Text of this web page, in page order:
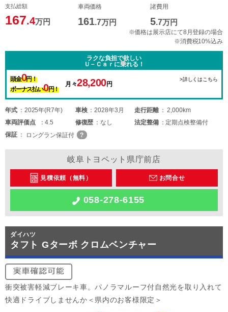
支払総額
167.4万円
車両価格
161.7万円
諸費用
5.7万円
※価格は展示店にて8月登録の場合
※消費税10%込み
ラクな負担で欲しい
Ｕ－Ｃａｒに乗れる！
頭金0円！
ボーナス払い0円！
月々28,200円
>詳しくはこちら
年式 2025年(R7年) 車検 2028年3月 走行距離
2,000km
車両評価点 4.5 修復歴 なし 法定整備
定期点検整備付
保証
ロングラン保証付
岐阜トヨペット県庁前店
見積依頼（無料） お問合せ
058-278-6155
ダイハツ
タフト Gターボ クロムベンチャー
衝突被害軽減ブレーキ車。パノラマルーフ付自然光を取り入れて
快適ドライブしませんか＜県内のお客様限定＞